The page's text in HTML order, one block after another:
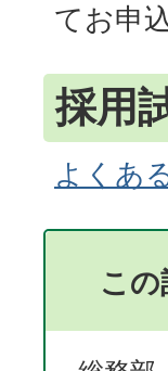
てお申
採用
よくあ
こ